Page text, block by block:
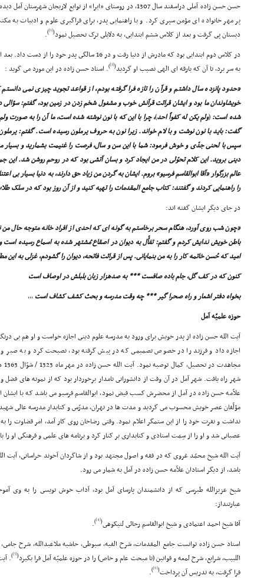
حسن حسن زاده آملى دراسفند سال 1307، در روستاى «ایرا» از توابع
پر مهر خانواده اى مؤمن سپرى کرد. و با راهنمایى پدر، براى فراگیرى علوم و ادبیات به
دبستان پى گرفت و بعد از کلاس ششم ابتدایى، به دلایلى ترک تحصیل نمود(
[1]
)
.
در کلاس دوم ابتدایى بود که مادرش از دنیا رفت و در 16
به سر برد، تا آن که بارقه اى الهى نصیب او گردید(
[2]
). استاد حسن زاده در این مورد مى گوید :
«حدود پانزده سال داشتم و قرآن را تازه فرا گرفته بودم، از قواعد تجوید چیزى نمى
خویشاوندان ما بود و ایشان قرائت قرآنش خوب و مشغول شخم زدن در زمین بود، گفتم: سؤالى
شده است: (ولم یکن له کفواً احد)، چرا با این که با نون نوشته شده است، ما آن را به صورت
گفت: باید با نون نوشت و با لام خواند. زیرا نون به حروف یرملون رسیده است. گفتم:
سپس با لحنى جدّى و خوش فرمود: شما با این سن و سال، فرصت را غنیمت بشمارید و
دینى بروید. این کلام تحوّلى در من ایجاد کرد و بسان آتشى بود که در روحم روشن شد. این
عالم بزرگوار «آقا ابوالقاسم فرسیو» بروم. ایشان به گردن من زیاد حق دارند، به دنیا بسیار بى
را راهنمایى کردند و گفتند: کتاب جامع المقدمات را تهیه کنید و از آن روز بود که در سلک
در جاى دیگر ایشان گفته اند:
«چون شب روى آورد، هنگام سحر برخاستم به گونه اى که احدى از افراد خانه متوجه حال من
باطن خویش ندایش کردم و گفتم: تفأّل به دیوان در اصقاع مُشتهر شده به اسماع رسیده است و
امید که حُسن خاتمه کار را به من بنمایانى. پس از قرائت فاتحه، دیوان را گشودم، غزلى به این
کنون که در کف گل، جام باده صافست *** به صدهزار زبان بلبلش در اوصاف است
بخواه دفتر اشعار و راه صحرا گیر *** چه وقت مدرسه و بحث کشف کشاف است ,,,
حوزه علمیّه آمل
آیت الله حسن زاده از پدر خویش براى ورود به مدرسه علوم دینى اجازه خواست و او هم بى
اجازه داد و فرزند را در خصوص تصمیمى که در پیش گرفته بود، نصیحت کرد و به صبر
شهر راه یافت. شهر آمل در آن وقت از دانشورانى نامدار برخوردار بود که از نمونه هاى
علاّمه حسن زاده در آمل از محضرش کسب فیض نمود، ابوالقاسم فرسیو مى باشد که با ایشان
مؤلّفان عصر خویش محسوب مى گردید و مدت ها در تهران، مدرّس و کتابدار مدرسه عالى
نداشت و نفرت خود را از این ستمگر اعلام نمود. وقتى رضاخان روى کار آمد، امر قضاوت را
عصبانى شد و او را از سِمَت استادى و کتابدارى بر کنار کرد و برنامه هاى علمى و فرهنگى او
آیت الله شیخ محمّد غروى که در فقه و اصول مجتهد بود و از شاگردان آخوند خراسانى، آیت
باشد، از دیگر استادان علاّمه حسن زاده در آمل به شمار مى رود.
شیخ عزیزالله طبرسى که از دانشمندان پارساى آمل بود، آداب خوش نویسى را به وى
عبارتنداز:
آقا شیخ احمد اعتمادى و شیخ ابوالقاسم رجائى لتیکوهى(
[4]
)
.
استاد حسن زاده توانست جامع المقدمات، شرح الفیه، سیوطى، حاشیه ملاعبدالله، شرح
اللبیب، شرایع، شرح لمعه و قوانین (تا مبحث عام و خاص) را در حوزه علمیّه آمل فرا بگیرد(
[5]
)
.
فرا گرفت، به تدریس آن پرداخت(
[6]
)
.